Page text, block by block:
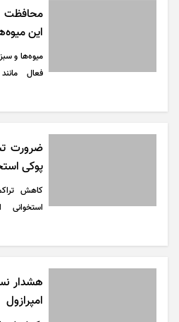
می‌کند تا
محافظت
این
میوه‌ها و
فعال
ضرورت
پوکی
کاهش
هشدار
امپرازول